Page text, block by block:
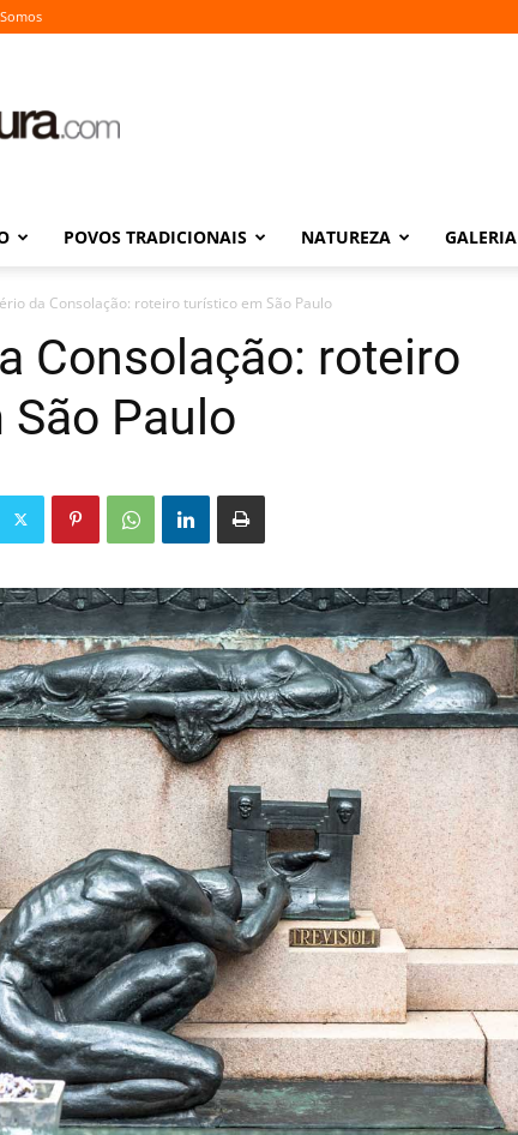
POVOS TRADICIONAIS NATUREZA GALERIA
da Consolação: roteiro turístico em São Paulo
Consolação: roteiro
Paulo